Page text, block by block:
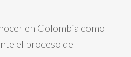
en Colombia como
el proceso de